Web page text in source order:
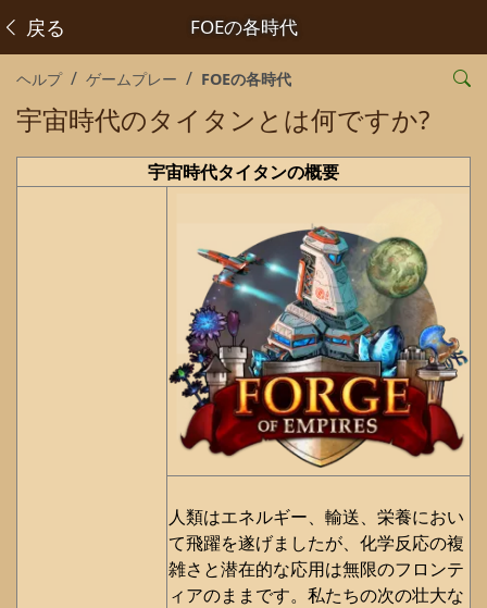
FOEの各時代
戻る
ヘルプ ゲームプレー FOEの各時代
宇宙時代のタイタンとは何ですか?
宇宙時代タイタンの概要
人類はエネルギー、輸送、栄養におい
て飛躍を遂げましたが、化学反応の複
雑さと潜在的な応用は無限のフロンテ
ィアのままです。私たちの次の壮大な